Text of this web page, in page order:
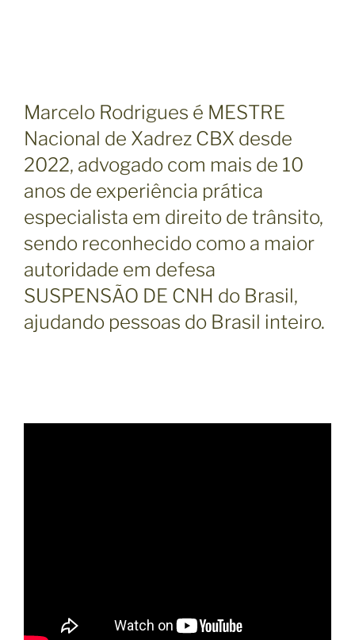
Marcelo Rodrigues é MESTRE
Nacional de Xadrez CBX desde
2022, advogado com mais de 10
anos de experiência prática
especialista em direito de trânsito,
sendo reconhecido como a maior
autoridade em defesa
SUSPENSÃO DE CNH do Brasil,
ajudando pessoas do Brasil inteiro.